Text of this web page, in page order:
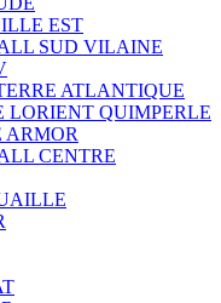
ILLE EST
SUD VILAINE
ATLANTIQUE
LORIENT QUIMPERLE
ARMOR
CENTRE